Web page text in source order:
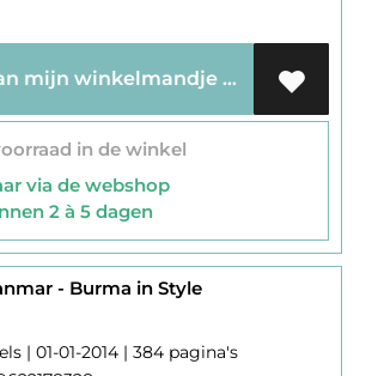
Voeg toe aan mijn winkelmandje
in de winkel
via de webshop
2 à 5 dagen
- Burma in Style
| 01-01-2014 | 384 pagina's